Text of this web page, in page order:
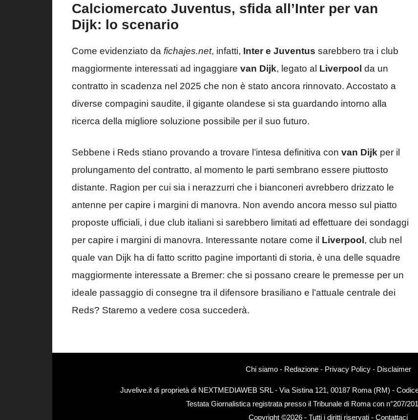
Calciomercato Juventus, sfida all’Inter per van
Dijk: lo scenario
Come evidenziato da fichajes.net, infatti, Inter e Juventus sarebbero tra i club
maggiormente interessati ad ingaggiare van Dijk, legato al Liverpool da un
contratto in scadenza nel 2025 che non è stato ancora rinnovato. Accostato a
diverse compagini saudite, il gigante olandese si sta guardando intorno alla
ricerca della migliore soluzione possibile per il suo futuro.
Sebbene i Reds stiano provando a trovare l’intesa definitiva con van Dijk per il
prolungamento del contratto, al momento le parti sembrano essere piuttosto
distante. Ragion per cui sia i nerazzurri che i bianconeri avrebbero drizzato le
antenne per capire i margini di manovra. Non avendo ancora messo sul piatto
proposte ufficiali, i due club italiani si sarebbero limitati ad effettuare dei sondaggi
per capire i margini di manovra. Interessante notare come il Liverpool , club nel
quale van Dijk ha di fatto scritto pagine importanti di storia, è una delle squadre
maggiormente interessate a Bremer: che si possano creare le premesse per un
ideale passaggio di consegne tra il difensore brasiliano e l’attuale centrale dei
Reds? Staremo a vedere cosa succederà.
Chi siamo- Redazione- Privacy Policy- Disclaimer
Juvelive.it di proprietà di NEXTMEDIAWEB SRL - Via Sistina 121, 00187 Roma (RM) -
Testata Giornalistica registrata presso il Tribunale di Roma con n°207/
Copyright ©2026 - Tutti i diritti riservati - Contattaci